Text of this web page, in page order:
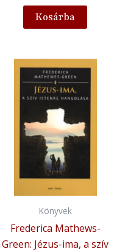
Kosárba
Könyvek
Frederica Mathews-
Green: Jézus-ima, a szív